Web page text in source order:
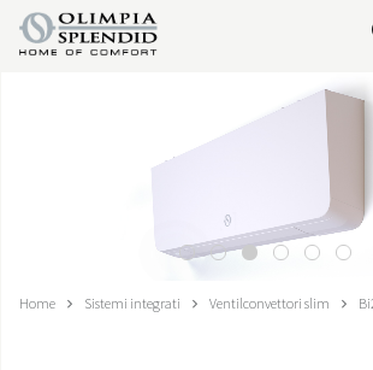
Home Sistemi integrati Ventilconvettori slim